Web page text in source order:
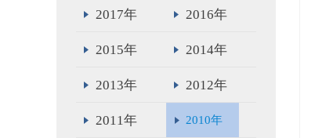
2017年 2016年
2015年 2014年
2013年 2012年
2011年 2010年